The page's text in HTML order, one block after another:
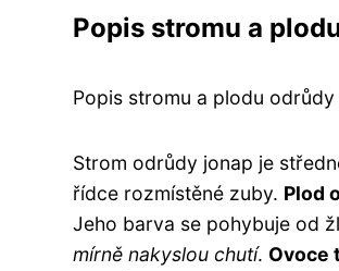
Popis stromu a
Popis stromu a plodu
Strom odrůdy jonap je
řídce rozmístěné zuby. Plod
Jeho barva se pohybuje od
mírně nakyslou chutí. Ovoce